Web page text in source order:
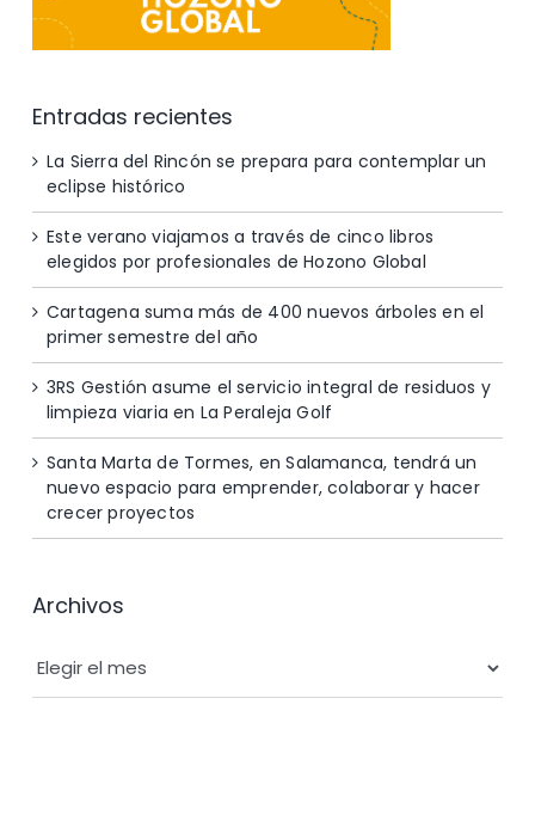
Entradas recientes
La Sierra del Rincón se prepara para contemplar un
eclipse histórico
Este verano viajamos a través de cinco libros
elegidos por profesionales de Hozono Global
Cartagena suma más de 400 nuevos árboles en el
primer semestre del año
3RS Gestión asume el servicio integral de residuos y
limpieza viaria en La Peraleja Golf
Santa Marta de Tormes, en Salamanca, tendrá un
nuevo espacio para emprender, colaborar y hacer
crecer proyectos
Archivos